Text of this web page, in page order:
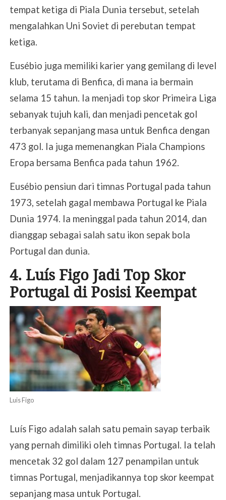
tempat ketiga di Piala Dunia tersebut, setelah
mengalahkan Uni Soviet di perebutan tempat
ketiga.
Eusébio juga memiliki karier yang gemilang di level
klub, terutama di Benfica, di mana ia bermain
selama 15 tahun. Ia menjadi top skor Primeira Liga
sebanyak tujuh kali, dan menjadi pencetak gol
terbanyak sepanjang masa untuk Benfica dengan
473 gol. Ia juga memenangkan Piala Champions
Eropa bersama Benfica pada tahun 1962.
Eusébio pensiun dari timnas Portugal pada tahun
1973, setelah gagal membawa Portugal ke Piala
Dunia 1974. Ia meninggal pada tahun 2014, dan
dianggap sebagai salah satu ikon sepak bola
Portugal dan dunia.
4. Luís Figo Jadi Top Skor
Portugal di Posisi Keempat
Luis Figo
Luís Figo adalah salah satu pemain sayap terbaik
yang pernah dimiliki oleh timnas Portugal. Ia telah
mencetak 32 gol dalam 127 penampilan untuk
timnas Portugal, menjadikannya top skor keempat
sepanjang masa untuk Portugal.